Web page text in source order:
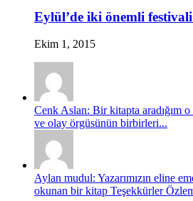
Eylül’de iki önemli
Ekim 1, 2015
Cenk Aslan: Bir kitapta aradığım o
ve olay örgüsünün birbirleri...
Aylan mudul: Yazarımızın eline
okunan bir kitap Teşekkürler